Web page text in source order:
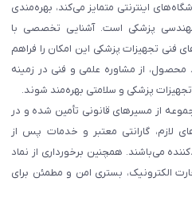
اینترنتی متمایز می‌کند، بهره‌مندی
پزشکی است. آشنایی تخصصی با
فنی تجهیزات پزشکی این امکان را فراهم
محصول، از مشاوره علمی و فنی در زمینه
پزشکی و سلامتی بهره‌مند شوند.
از مسیرهای قانونی تأمین شده و در
لازم، گارانتی معتبر و خدمات پس از
می‌باشند. همچنین برخورداری از نماد
الکترونیک، بستری امن و مطمئن برای